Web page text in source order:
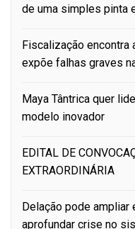
de uma simples pinta
Fiscalização
expõe falhas graves
Maya Tântrica quer
modelo inovador
EDITAL DE
EXTRAORDINÁRIA
Delação pode
aprofundar crise no